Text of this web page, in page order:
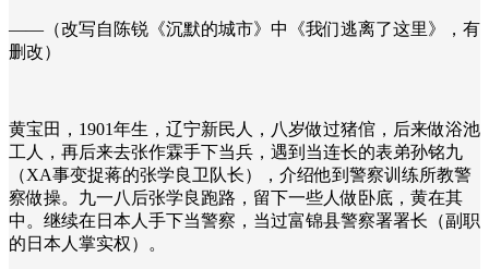
——（改写自陈锐《沉默的城市》中《我们逃离了这里》，有
删改）
黄宝田，1901年生，辽宁新民人，八岁做过猪倌，后来做浴池
工人，再后来去张作霖手下当兵，遇到当连长的表弟孙铭九
（XA事变捉蒋的张学良卫队长），介绍他到警察训练所教警
察做操。九一八后张学良跑路，留下一些人做卧底，黄在其
中。继续在日本人手下当警察，当过富锦县警察署署长（副职
的日本人掌实权）。